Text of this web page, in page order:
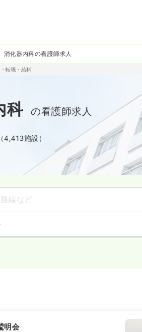
消化器内科の看護師求人
転職・給料
科 の看護師求人
4,413施設）
線など
明会